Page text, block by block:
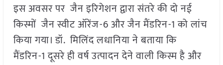
इस अवसर पर जैन इरिगेशन द्वारा संतरे की दो नई
किस्मों जैन स्वीट ऑरेंज-6 और जैन मैंडरिन-1 को लांच
किया गया। डॉ. मिलिंद लधानिया ने बताया कि
मैंडरिन-1 दूसरे ही वर्ष उत्पादन देने वाली किस्म है और